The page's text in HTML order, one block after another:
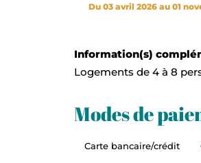
Du 03 avril 2026 au 01
Information(s)
Logements de 4 à 8
Modes de
Carte bancaire/crédit